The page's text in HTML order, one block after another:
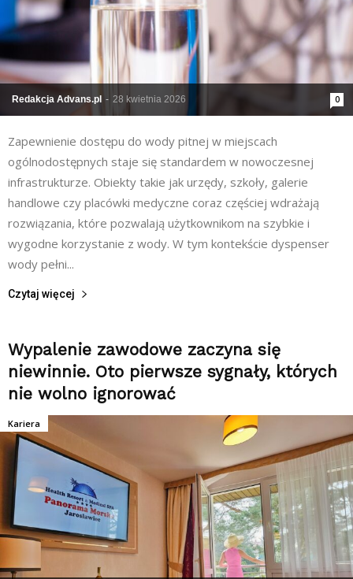
Redakcja Advans.pl - 28 kwietnia 2026 0
Zapewnienie dostępu do wody pitnej w miejscach
ogólnodostępnych staje się standardem w nowoczesnej
infrastrukturze. Obiekty takie jak urzędy, szkoły, galerie
handlowe czy placówki medyczne coraz częściej wdrażają
rozwiązania, które pozwalają użytkownikom na szybkie i
wygodne korzystanie z wody. W tym kontekście dyspenser
wody pełni...
Czytaj więcej
Wypalenie zawodowe zaczyna się
niewinnie. Oto pierwsze sygnały, których
nie wolno ignorować
Kariera